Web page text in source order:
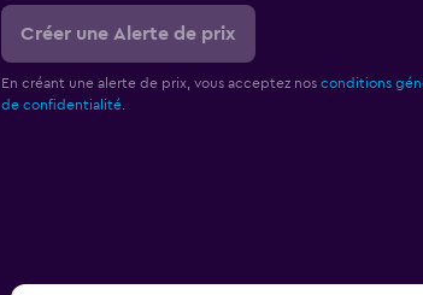
Créer une Alerte de prix
En créant une alerte de prix, vous acceptez nos conditions
de confidentialité.